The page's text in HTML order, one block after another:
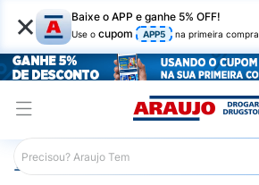
× Baixe o APP e ganhe 5% OFF!
Use o cupom APP5 na primeira compra
Araujo Mercado